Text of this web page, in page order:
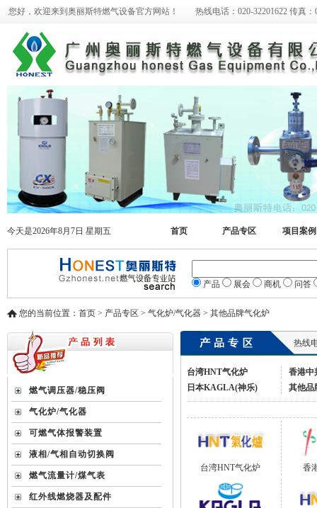
您好，欢迎来到奥丽斯特燃气设备官方网站！ 热线电话：020-32201622 传真：
今天是2026年8月7日 星期五 首页 产品专区 项目案例
产品 展会 商机 问答
您的当前位置：首页 > 产品专区 > 气化炉/气化器 > 其他品牌气化炉
燃气调压器/稳压阀
气化炉/气化器
可燃气体报警装置
液相/气相自动切换阀
燃气流量计/煤气表
红外线燃烧器及配件
热线
台湾HNT气化炉
香港中
日本KAGLA(神乐)
其他品
台湾HNT气化炉 香